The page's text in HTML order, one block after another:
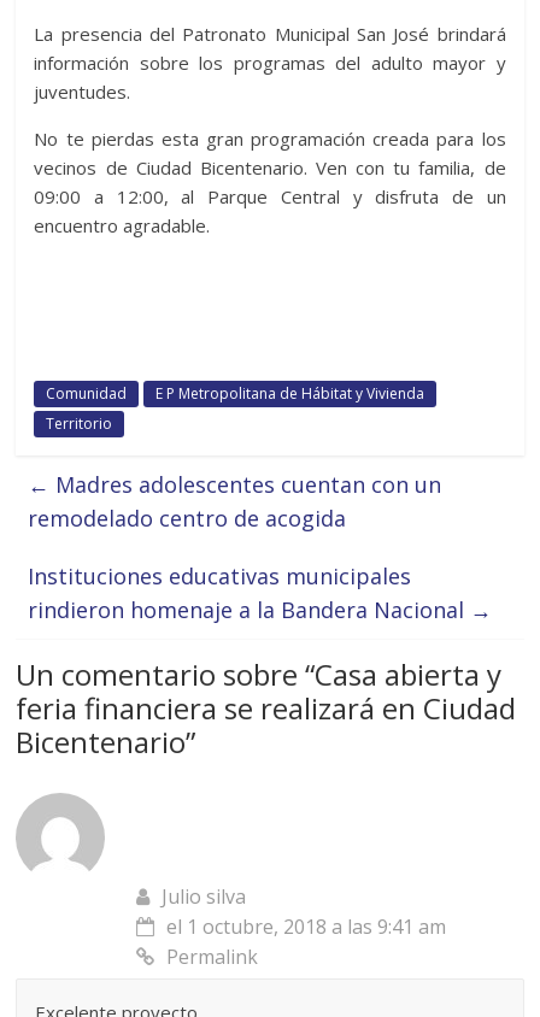
La presencia del Patronato Municipal San José brindará
información sobre los programas del adulto mayor y
juventudes.
No te pierdas esta gran programación creada para los
vecinos de Ciudad Bicentenario. Ven con tu familia, de
09:00 a 12:00, al Parque Central y disfruta de un
encuentro agradable.
Comunidad
E P Metropolitana de Hábitat y Vivienda
Territorio
← Madres adolescentes cuentan con un
remodelado centro de acogida
Instituciones educativas municipales
rindieron homenaje a la Bandera Nacional →
Un comentario sobre “Casa abierta y
feria financiera se realizará en Ciudad
Bicentenario”
Julio silva
el 1 octubre, 2018 a las 9:41 am
Permalink
Excelente proyecto